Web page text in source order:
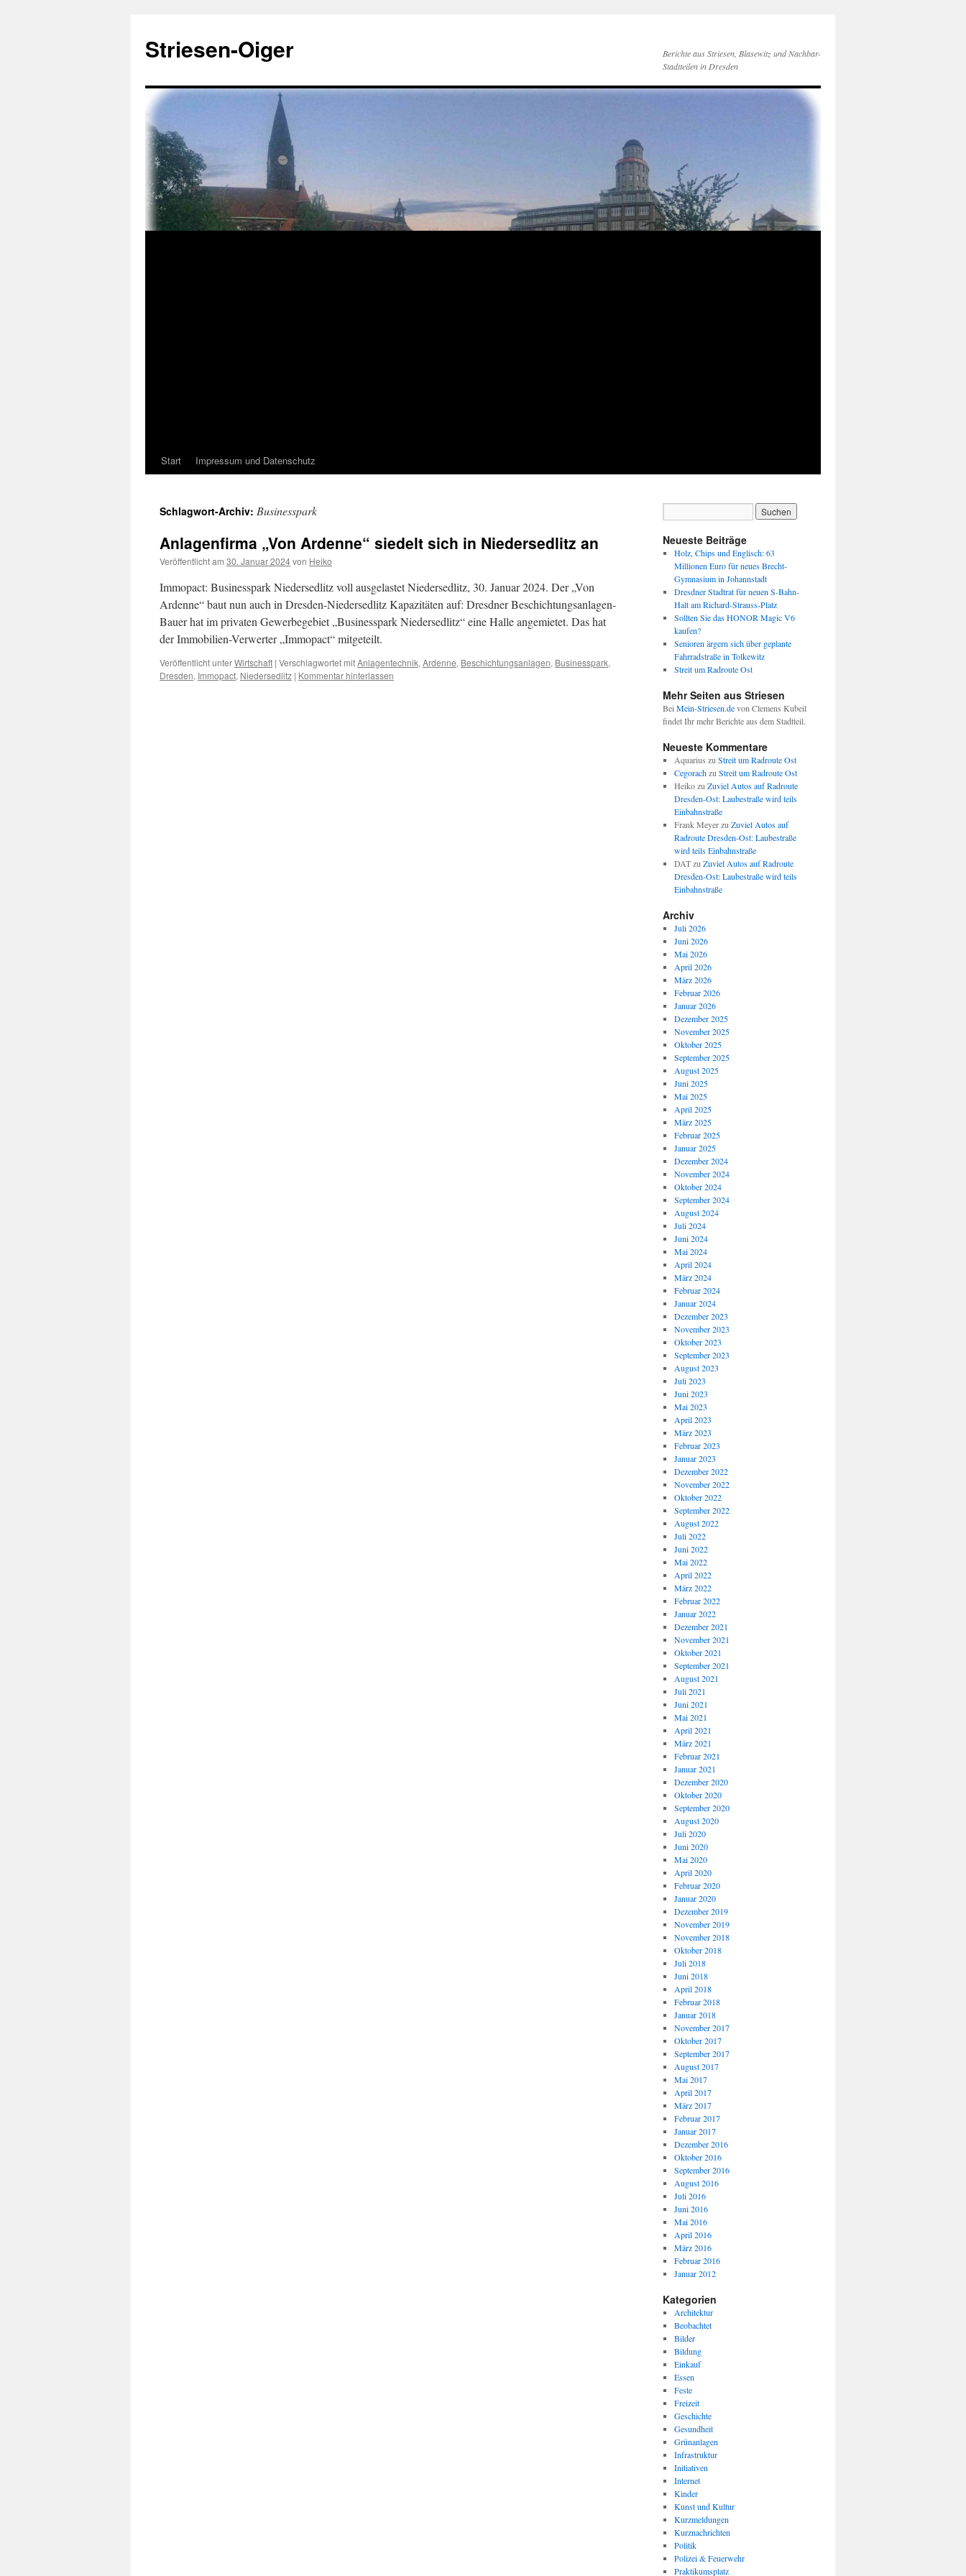
springen
Striesen-Oiger
Berichte aus Striesen, Blasewitz und Nachbar-
Stadtteilen in Dresden
Start Impressum und Datenschutz
Schlagwort-Archiv: Businesspark
Anlagenfirma „Von Ardenne“ siedelt sich in Niedersedlitz an
Veröffentlicht am 30. Januar 2024von Heiko
Immopact: Businesspark Niedersedlitz voll ausgelastet Niedersedlitz, 30. Januar 2024. Der „Von
Ardenne“ baut nun auch in Dresden-Niedersedlitz Kapazitäten auf: Dresdner Beschichtungsanlagen-
Bauer hat im privaten Gewerbegebiet „Businesspark Niedersedlitz“ eine Halle angemietet. Das hat
der Immobilien-Verwerter „Immopact“ mitgeteilt.
Veröffentlicht unterWirtschaft | Verschlagwortet mitAnlagentechnik, Ardenne, Beschichtungsanlagen, Businesspark,
Dresden, Immopact, Niedersedlitz | Kommentar hinterlassen
Neueste Beiträge
Holz, Chips und Englisch: 63
Millionen Euro für neues Brecht-
Gymnasium in Johannstadt
Dresdner Stadtrat für neuen S-Bahn-
Halt am Richard-Strauss-Platz
Sollten Sie das HONOR Magic V6
kaufen?
Senioren ärgern sich über geplante
Fahrradstraße in Tolkewitz
Streit um Radroute Ost
Mehr Seiten aus Striesen
Bei Mein-Striesen.devon Clemens Kubeil
findet Ihr mehr Berichte aus dem Stadtteil.
Neueste Kommentare
Aquarius zu Streit um Radroute Ost
Cegorachzu Streit um Radroute Ost
Heikozu Zuviel Autos auf Radroute
Dresden-Ost: Laubestraße wird teils
Einbahnstraße
Frank Meyerzu Zuviel Autos auf
Radroute Dresden-Ost: Laubestraße
wird teils Einbahnstraße
DATzu Zuviel Autos auf Radroute
Dresden-Ost: Laubestraße wird teils
Einbahnstraße
Archiv
Juli 2026
Juni 2026
Mai 2026
April 2026
März 2026
Februar 2026
Januar 2026
Dezember 2025
November 2025
Oktober 2025
September 2025
August 2025
Juni 2025
Mai 2025
April 2025
März 2025
Februar 2025
Januar 2025
Dezember 2024
November 2024
Oktober 2024
September 2024
August 2024
Juli 2024
Juni 2024
Mai 2024
April 2024
März 2024
Februar 2024
Januar 2024
Dezember 2023
November 2023
Oktober 2023
September 2023
August 2023
Juli 2023
Juni 2023
Mai 2023
April 2023
März 2023
Februar 2023
Januar 2023
Dezember 2022
November 2022
Oktober 2022
September 2022
August 2022
Juli 2022
Juni 2022
Mai 2022
April 2022
März 2022
Februar 2022
Januar 2022
Dezember 2021
November 2021
Oktober 2021
September 2021
August 2021
Juli 2021
Juni 2021
Mai 2021
April 2021
März 2021
Februar 2021
Januar 2021
Dezember 2020
Oktober 2020
September 2020
August 2020
Juli 2020
Juni 2020
Mai 2020
April 2020
Februar 2020
Januar 2020
Dezember 2019
November 2019
November 2018
Oktober 2018
Juli 2018
Juni 2018
April 2018
Februar 2018
Januar 2018
November 2017
Oktober 2017
September 2017
August 2017
Mai 2017
April 2017
März 2017
Februar 2017
Januar 2017
Dezember 2016
Oktober 2016
September 2016
August 2016
Juli 2016
Juni 2016
Mai 2016
April 2016
März 2016
Februar 2016
Januar 2012
Kategorien
Architektur
Beobachtet
Bilder
Bildung
Einkauf
Essen
Feste
Freizeit
Geschichte
Gesundheit
Grünanlagen
Infrastruktur
Initiativen
Internet
Kinder
Kunst und Kultur
Kurzmeldungen
Kurznachrichten
Politik
Polizei & Feuerwehr
Praktikumsplatz